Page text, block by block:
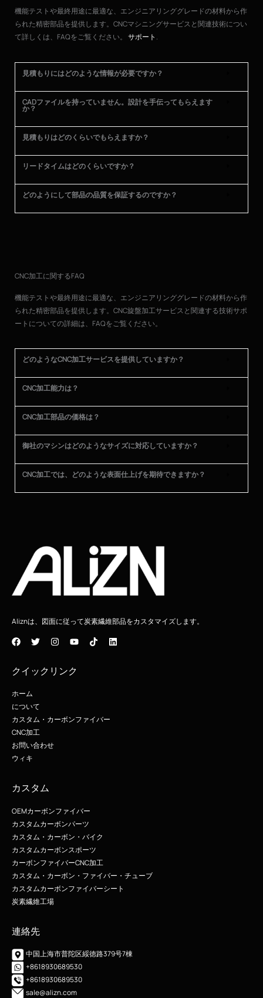
見積もりにはどのような情報が必要ですか？
CADファイルを持っていません。設計を手伝ってもらえます
か？
見積もりはどのくらいでもらえますか？
リードタイムはどのくらいですか？
どのようにして部品の品質を保証するのですか？
機能テストや最終用途に最適な、エンジニアリンググレードの材料から作
られた精密部品を提供します。CNCマシニングサービスと関連技術につい
て詳しくは、FAQをご覧ください。 サポート .
CNC加工に関するFAQ
機能テストや最終用途に最適な、エンジニアリンググレードの材料から作
られた精密部品を提供します。CNC旋盤加工サービスと関連する技術サポ
ートについての詳細は、FAQをご覧ください。
どのようなCNC加工サービスを提供していますか？
CNC加工能力は？
CNC加工部品の価格は？
御社のマシンはどのようなサイズに対応していますか？
CNC加工では、どのような表面仕上げを期待できますか？
Aliznは、図面に従って炭素繊維部品をカスタマイズします。
クイックリンク
ホーム
について
カスタム・カーボンファイバー
CNC加工
お問い合わせ
ウィキ
カスタム
OEMカーボンファイバー
カスタムカーボンパーツ
カスタム・カーボン・バイク
カスタムカーボンスポーツ
カーボンファイバーCNC加工
カスタム・カーボン・ファイバー・チューブ
カスタムカーボンファイバーシート
炭素繊維工場
連絡先
中国上海市普陀区綏徳路379号7棟
+8618930689530
+8618930689530
sale@alizn.com